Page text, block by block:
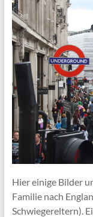
Hier einige Bilder
Familie nach
Schwiegereltern).